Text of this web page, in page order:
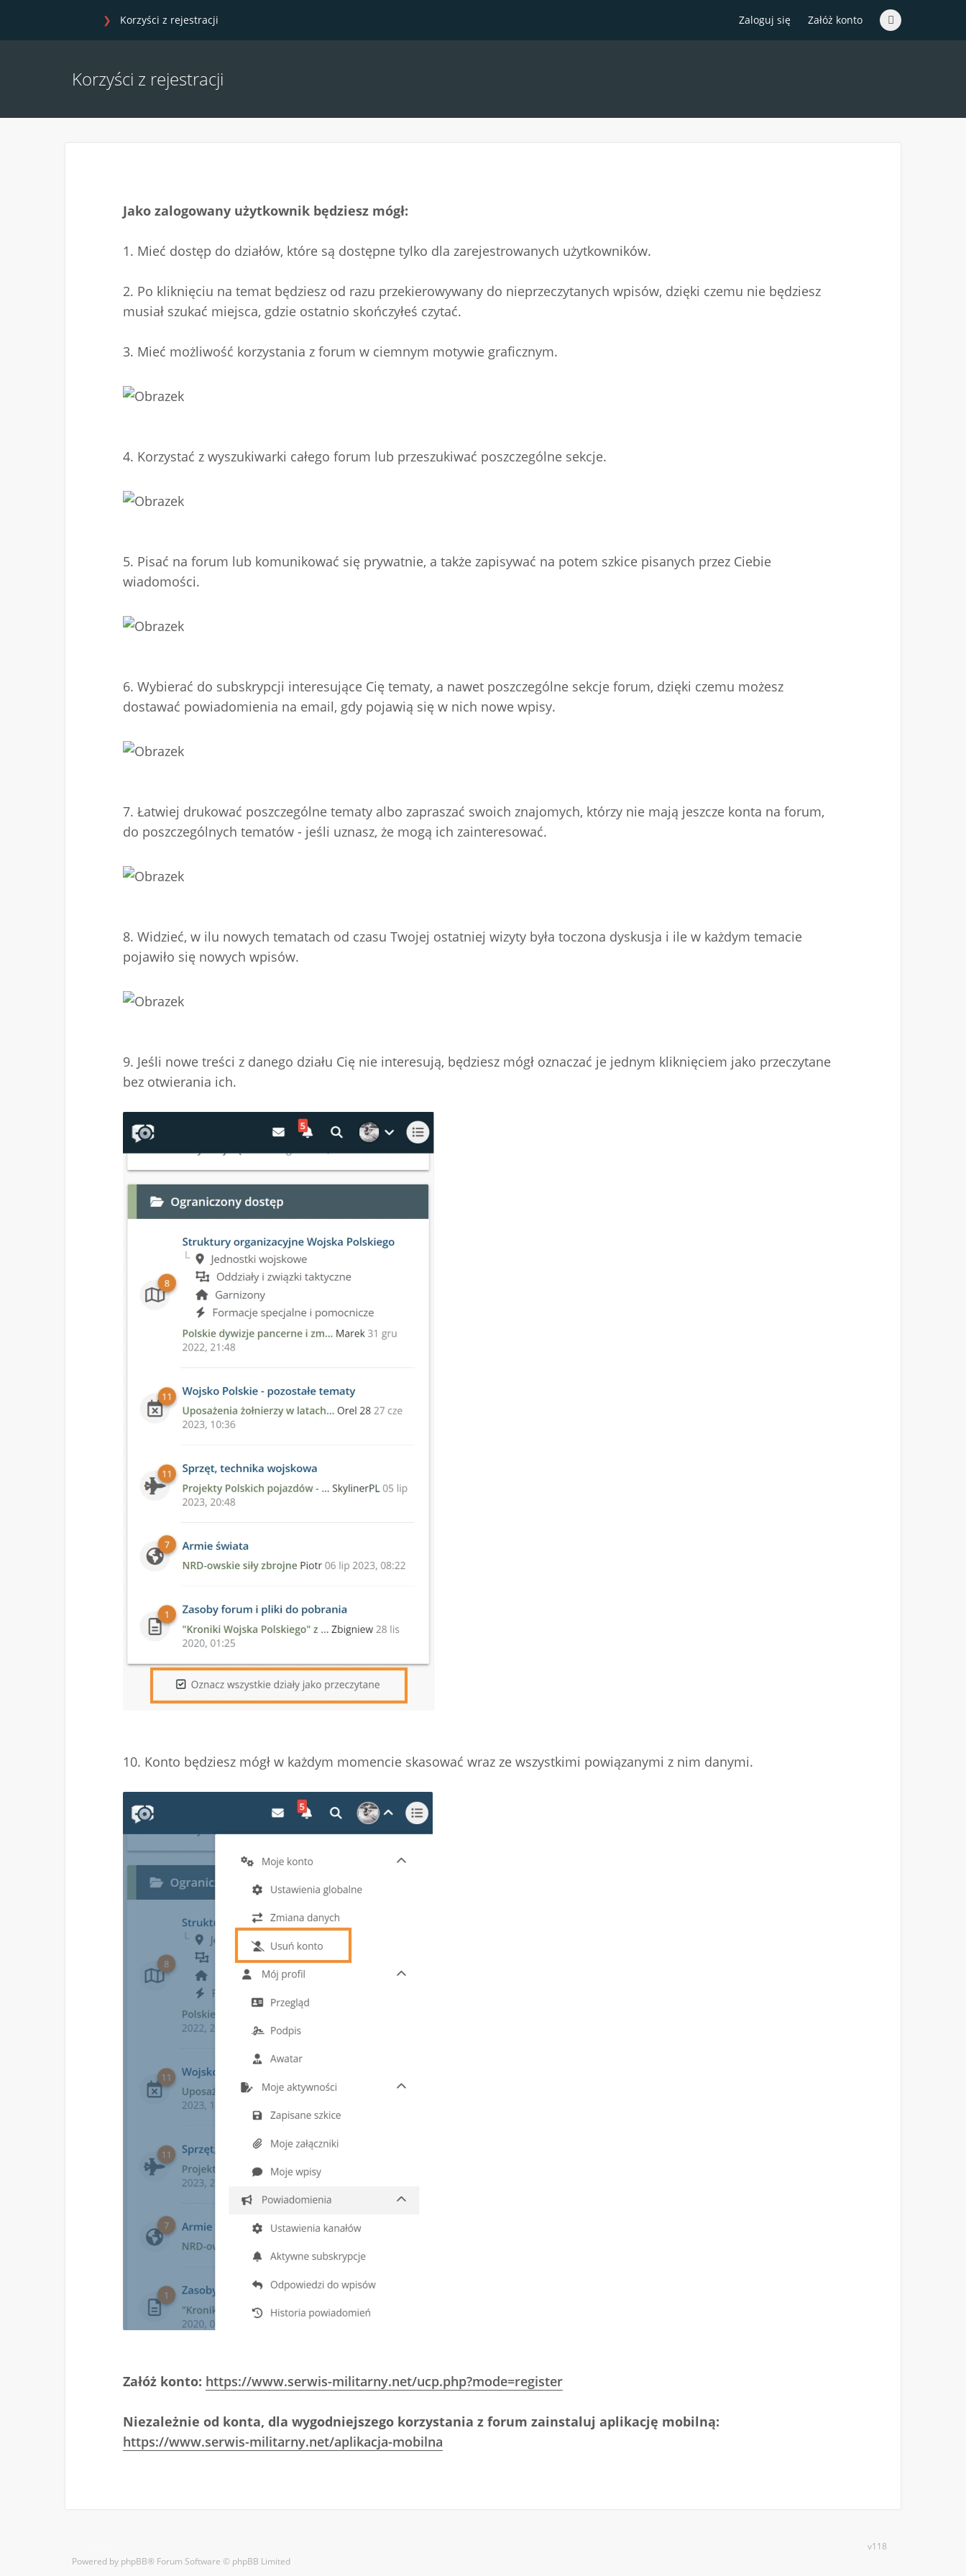
Zaloguj się Załóż konto
Korzyści z rejestracji
Korzyści z rejestracji
Jako zalogowany użytkownik będziesz mógł:
1. Mieć dostęp do działów, które są dostępne tylko dla zarejestrowanych użytkowników.
2. Po kliknięciu na temat będziesz od razu przekierowywany do nieprzeczytanych wpisów, dzięki czemu nie będziesz
musiał szukać miejsca, gdzie ostatnio skończyłeś czytać.
3. Mieć możliwość korzystania z forum w ciemnym motywie graficznym.
4. Korzystać z wyszukiwarki całego forum lub przeszukiwać poszczególne sekcje.
5. Pisać na forum lub komunikować się prywatnie, a także zapisywać na potem szkice pisanych przez Ciebie
wiadomości.
6. Wybierać do subskrypcji interesujące Cię tematy, a nawet poszczególne sekcje forum, dzięki czemu możesz
dostawać powiadomienia na email, gdy pojawią się w nich nowe wpisy.
7. Łatwiej drukować poszczególne tematy albo zapraszać swoich znajomych, którzy nie mają jeszcze konta na forum,
do poszczególnych tematów - jeśli uznasz, że mogą ich zainteresować.
8. Widzieć, w ilu nowych tematach od czasu Twojej ostatniej wizyty była toczona dyskusja i ile w każdym temacie
pojawiło się nowych wpisów.
9. Jeśli nowe treści z danego działu Cię nie interesują, będziesz mógł oznaczać je jednym kliknięciem jako przeczytane
bez otwierania ich.
10. Konto będziesz mógł w każdym momencie skasować wraz ze wszystkimi powiązanymi z nim danymi.
Załóż konto: https://www.serwis-militarny.net/ucp.php?mode=register
Niezależnie od konta, dla wygodniejszego korzystania z forum zainstaluj aplikację mobilną:
https://www.serwis-militarny.net/aplikacja-mobilna
v118
Powered by phpBB® Forum Software © phpBB Limited